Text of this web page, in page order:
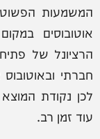
המשמעות
אוטובוסים
הרציונל של
חברתי
לכן נקודת
עוד זמן רב.